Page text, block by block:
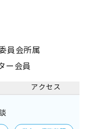
員会所属
ー会員
アクセス